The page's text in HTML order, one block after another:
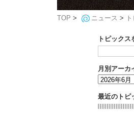
TOP > ニュース >
トピックス
月別アーカ
最近のトピ